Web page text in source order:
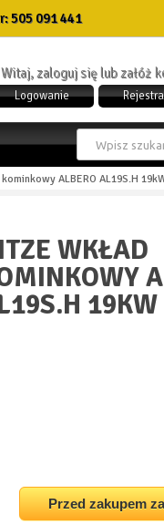
505 091 441
Witaj, zaloguj się lub załóż
Logowanie
ALBERO AL19S.H
WKŁAD
19KW
Przed zakupem